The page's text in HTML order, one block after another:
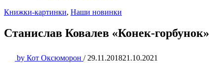
Книжки-картинки, Наши новинки
Станислав Ковалев «Конек-горбунок»
by Кот Оксюморон / 29.11.201821.10.2021